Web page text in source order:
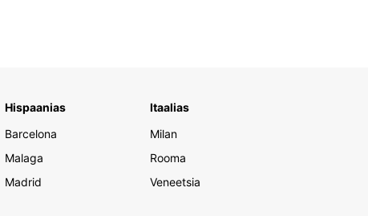
Hispaanias
Barcelona
Malaga
Madrid
Itaalias
Milan
Rooma
Veneetsia